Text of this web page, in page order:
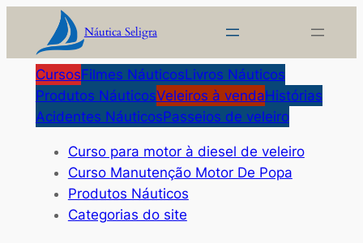
o
conteúdo
Náutica Seligra
CursosFilmes NáuticosLivros Náuticos
Produtos NáuticosVeleiros à vendaHistórias
Acidentes NáuticosPasseios de veleiro
Curso para motor à diesel de veleiro
Curso Manutenção Motor De Popa
Produtos Náuticos
Categorias do site